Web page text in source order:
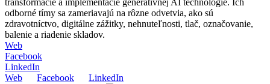
transformácie a implementácie generatívnej AI technológie. Ich
odborné tímy sa zameriavajú na rôzne odvetvia, ako sú
zdravotníctvo, digitálne zážitky, nehnuteľnosti, tlač, označovanie,
balenie a riadenie skladov.
Web
Facebook
LinkedIn
Web
Facebook LinkedIn